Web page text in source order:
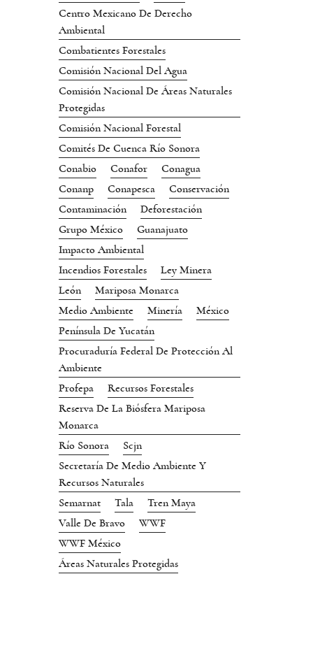
Centro Mexicano De Derecho
Ambiental
Combatientes Forestales
Comisión Nacional Del Agua
Comisión Nacional De Áreas Naturales
Protegidas
Comisión Nacional Forestal
Comités De Cuenca Río Sonora
Conabio
Conafor
Conagua
Conanp
Conapesca
Conservación
Contaminación
Deforestación
Grupo México
Guanajuato
Impacto Ambiental
Incendios Forestales
Ley Minera
León
Mariposa Monarca
Medio Ambiente
Minería
México
Península De Yucatán
Procuraduría Federal De Protección Al
Ambiente
Profepa
Recursos Forestales
Reserva De La Biósfera Mariposa
Monarca
Río Sonora
Scjn
Secretaría De Medio Ambiente Y
Recursos Naturales
Semarnat
Tala
Tren Maya
Valle De Bravo
WWF
WWF México
Áreas Naturales Protegidas